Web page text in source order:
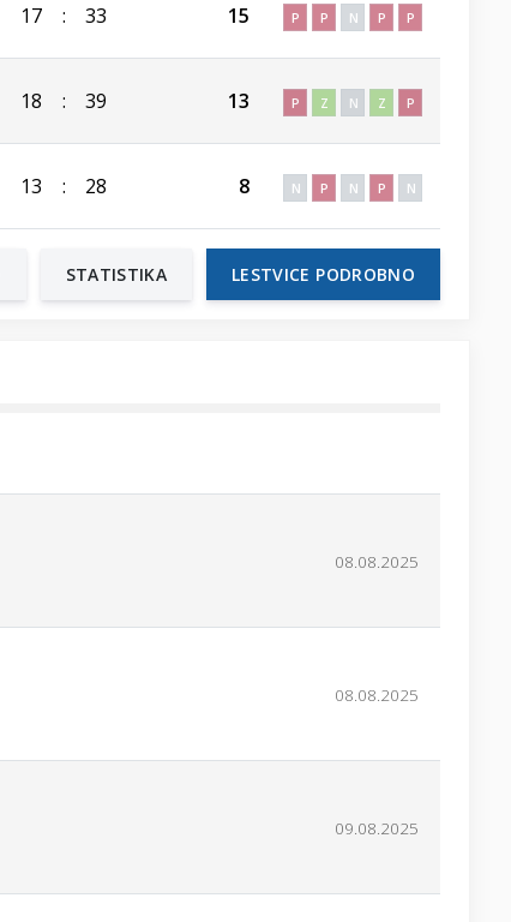
17 : 33 15 P P N P P
18 : 39 13 P Z N Z P
13 : 28 8 N P N P N
STATISTIKA LESTVICE PODROBNO
08.08.2025
08.08.2025
09.08.2025